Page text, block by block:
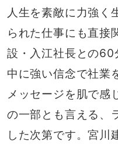
人生を素敵に力強く
られた仕事にも直接
設・入江社長との60
中に強い信念で社業
メッセージを肌で感
の一部とも言える、
した次第です。宮川